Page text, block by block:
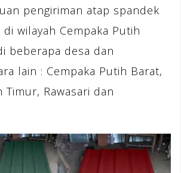
pengiriman atap spandek
wilayah Cempaka Putih
beberapa desa dan
lain : Cempaka Putih Barat,
Timur, Rawasari dan